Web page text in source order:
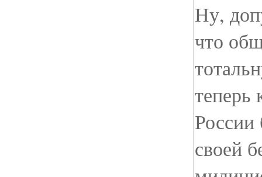
Ну,
что
России
своей